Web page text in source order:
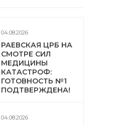
04.08.2026
РАЕВСКАЯ ЦРБ НА
СМОТРЕ СИЛ
МЕДИЦИНЫ
КАТАСТРОФ:
ГОТОВНОСТЬ №1
ПОДТВЕРЖДЕНА!
04.08.2026